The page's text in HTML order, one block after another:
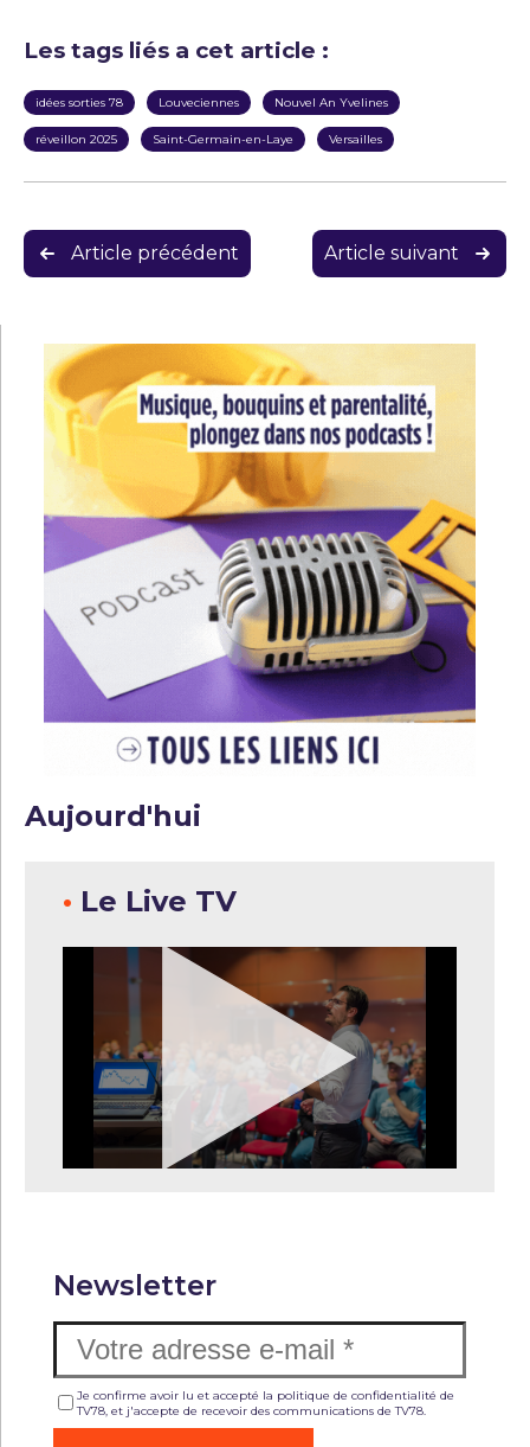
Les tags liés a cet article :
idées sorties 78 Louveciennes Nouvel An Yvelines
réveillon 2025 Saint-Germain-en-Laye Versailles
Navigation
de
Article précédent Article suivant
Aujourd'hui
• Le Live TV
Newsletter
Je confirme avoir lu et accepté la politique de confidentialité de
TV78, et j'accepte de recevoir des communications de TV78.